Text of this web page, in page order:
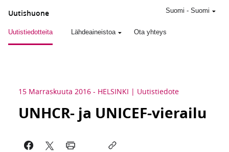
Uutishuone
Uutistiedotteita Lähdeaineistoa Ota yhteys
Suomi - Suomi
15 Marraskuuta 2016 - HELSINKI Uutistiedote
UNHCR- ja UNICEF-vierailu